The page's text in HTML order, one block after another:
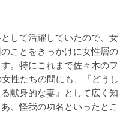
して活躍していたので、女
ことをきっかけに女性層の
。特にこれまで佐々木のフ
性たちの間にも、『どうし
献身的な妻』として広く知
、怪我の功名といったとこ